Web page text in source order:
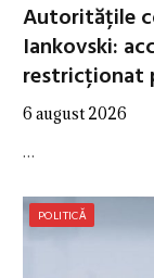
Autoritățile
Iankovski:
restricționat
6 august 2026
…
POLITICĂ